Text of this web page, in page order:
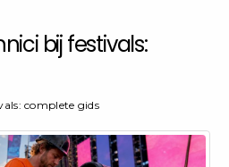
bij festivals:
complete gids